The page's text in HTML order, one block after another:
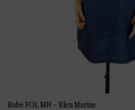
Robe FOL MN – Bleu Marine